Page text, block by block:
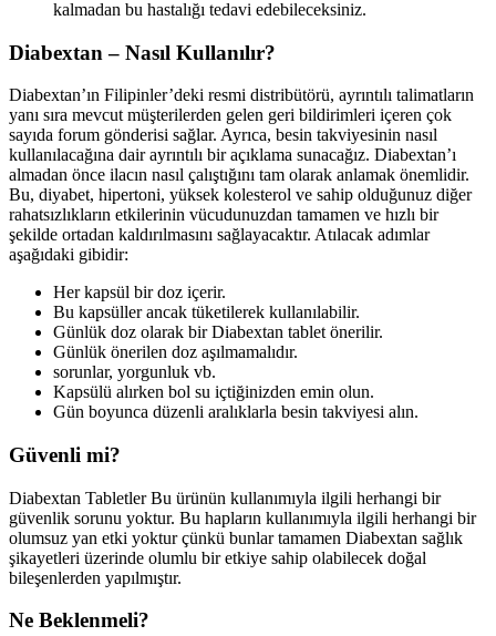
kalmadan bu hastalığı tedavi edebileceksiniz.
Diabextan – Nasıl Kullanılır?
Diabextan’ın Filipinler’deki resmi distribütörü, ayrıntılı talimatların
yanı sıra mevcut müşterilerden gelen geri bildirimleri içeren çok
sayıda forum gönderisi sağlar. Ayrıca, besin takviyesinin nasıl
kullanılacağına dair ayrıntılı bir açıklama sunacağız. Diabextan’ı
almadan önce ilacın nasıl çalıştığını tam olarak anlamak önemlidir.
Bu, diyabet, hipertoni, yüksek kolesterol ve sahip olduğunuz diğer
rahatsızlıkların etkilerinin vücudunuzdan tamamen ve hızlı bir
şekilde ortadan kaldırılmasını sağlayacaktır. Atılacak adımlar
aşağıdaki gibidir:
Her kapsül bir doz içerir.
Bu kapsüller ancak tüketilerek kullanılabilir.
Günlük doz olarak bir Diabextan tablet önerilir.
Günlük önerilen doz aşılmamalıdır.
sorunlar, yorgunluk vb.
Kapsülü alırken bol su içtiğinizden emin olun.
Gün boyunca düzenli aralıklarla besin takviyesi alın.
Güvenli mi?
Diabextan Tabletler Bu ürünün kullanımıyla ilgili herhangi bir
güvenlik sorunu yoktur. Bu hapların kullanımıyla ilgili herhangi bir
olumsuz yan etki yoktur çünkü bunlar tamamen Diabextan sağlık
şikayetleri üzerinde olumlu bir etkiye sahip olabilecek doğal
bileşenlerden yapılmıştır.
Ne Beklenmeli?